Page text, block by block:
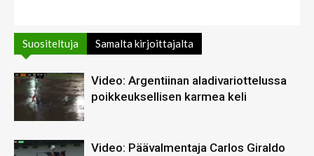
Suositeltuja Samalta kirjoittajalta
Video: Argentiinan aladivariottelussa
poikkeuksellisen karmea keli
Video: Päävalmentaja Carlos Giraldo